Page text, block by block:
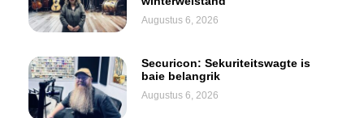
Augustus 6, 2026
Securicon: Sekuriteitswagte is
baie belangrik
Augustus 6, 2026